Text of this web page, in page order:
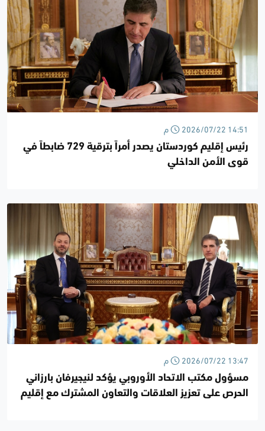
2026/07/22 14:51 م
رئيس إقليم كوردستان يصدر أمراً بترقية 729 ضابطاً في
قوى الأمن الداخلي
2026/07/22 13:47 م
مسؤول مكتب الاتحاد الأوروبي يؤكد لنيجيرفان بارزاني
الحرص على تعزيز العلاقات والتعاون المشترك مع إقليم